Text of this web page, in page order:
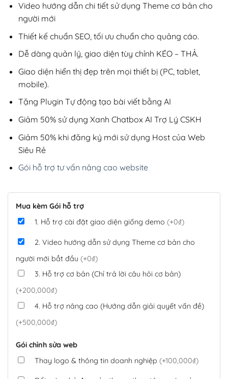
Video hướng dẫn chi tiết sử dụng Theme cơ bản cho
người mới
Thiết kế chuẩn SEO, tối ưu chuẩn cho quảng cáo.
Dễ dàng quản lý, giao diện tùy chỉnh KÉO – THẢ.
Giao diện hiển thị đẹp trên mọi thiết bị (PC, tablet,
mobile).
Tặng Plugin Tự động tạo bài viết bằng AI
Giảm 50% sử dụng Xanh Chatbox AI Trợ Lý CSKH
Giảm 50% khi đăng ký mới sử dụng Host của Web
Siêu Rẻ
Gói hỗ trợ tư vấn nâng cao website
Mua kèm Gói hỗ trợ
1. Hỗ trợ cài đặt giao diện giống demo (+0₫)
2. Video hướng dẫn sử dụng Theme cơ bản cho
người mới bắt đầu (+0₫)
3. Hỗ trợ cơ bản (Chỉ trả lời câu hỏi cơ bản)
(+200,000₫)
4. Hỗ trợ nâng cao (Hướng dẫn giải quyết vấn đề)
(+500,000₫)
Gói chỉnh sửa web
Thay logo & thông tin doanh nghiệp (+100,000₫)